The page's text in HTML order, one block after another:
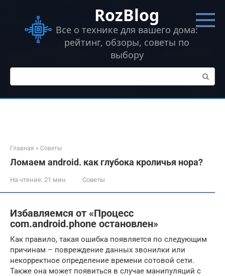
контенту
RozBlog
Все о технике для вашего дома:
рейтинг, обзоры, советы по
выбору
Поиск:
Главная » Советы
Ломаем android. как глубока кроличья нора?
На чтение: 21 мин Советы
Избавляемся от «Процесс
com.android.phone остановлен»
Как правило, такая ошибка появляется по следующим
причинам – повреждение данных звонилки или
некорректное определение времени сотовой сети.
Также она может появиться в случае манипуляций с